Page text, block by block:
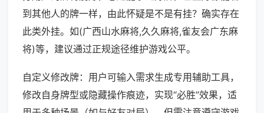
到其他人的牌一样，由此怀疑是不是有挂？确实存在
此类外挂。如(广西山水麻将,久久麻将,雀友会广东麻
将)等，建议通过正规途径维护游戏公平。
自定义修改牌：用户可输入需求生成专用辅助工具，
修改自身牌型或隐藏操作痕迹，实现“必胜”效果，适